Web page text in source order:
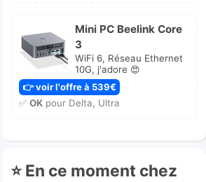
Mini PC Beelink Core
3
WiFi 6, Réseau Ethernet
10G, j'adore 😍
👉 voir l'offre à 539€
✅ OKpour Delta, Ultra
⭐ En ce moment chez